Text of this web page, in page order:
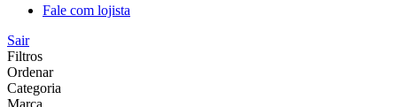
Fale com lojista
Sair
Filtros
Ordenar
Categoria
Marca